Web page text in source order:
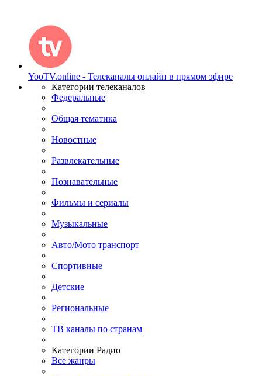
YooTV.online - Телеканалы онлайн в прямом эфире
Категории телеканалов
Федеральные
Общая тематика
Новостные
Развлекательные
Познавательные
Фильмы и сериалы
Музыкальные
Авто/Мото транспорт
Спортивные
Детские
Региональные
ТВ каналы по странам
Категории Радио
Все жанры